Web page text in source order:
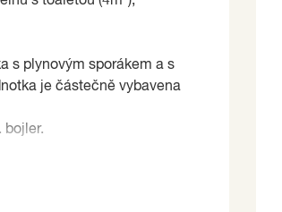
s plynovým sporákem a s
je částečně vybavena
bojler.